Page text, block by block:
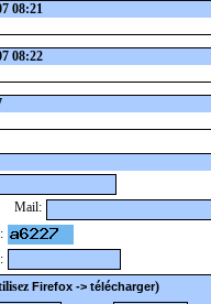
08:21
08:22
Mail:
Firefox -> télécharger)